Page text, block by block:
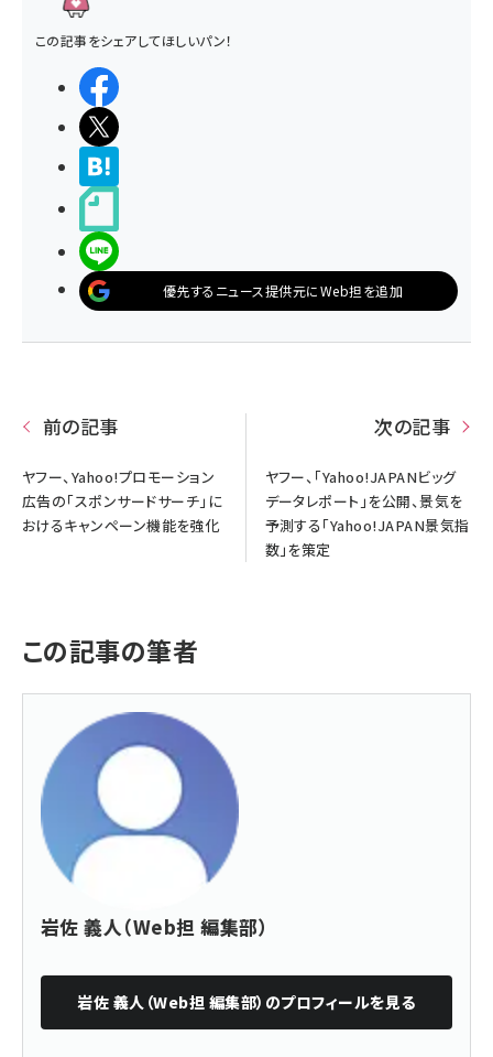
この記事をシェアしてほしいパン！
優先するニュース提供元にWeb担を追加
前の記事
ヤフー、Yahoo!プロモーション
広告の「スポンサードサーチ」に
おけるキャンペーン機能を強化
次の記事
ヤフー、「Yahoo!JAPANビッグ
データレポート」を公開、景気を
予測する「Yahoo!JAPAN景気指
数」を策定
この記事の筆者
岩佐 義人（Web担 編集部）
岩佐 義人（Web担 編集部） のプロフィールを見る